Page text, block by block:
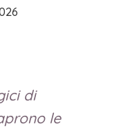
di
le